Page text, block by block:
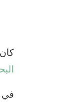
في